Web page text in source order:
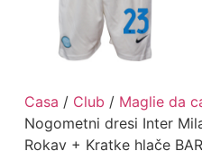
Casa / Club / Maglie da
Nogometni dresi Inter
Rokav + Kratke hlače